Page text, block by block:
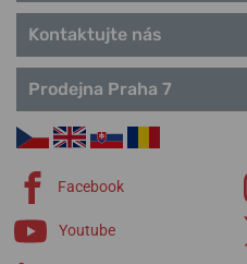
Kontaktujte nás
Prodejna Praha 7
Facebook
Youtube